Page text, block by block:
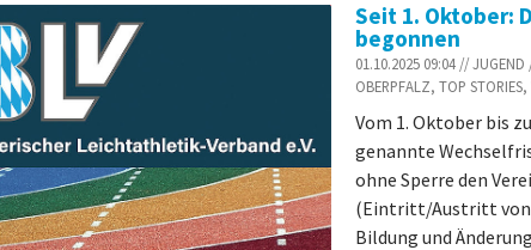
Seit 1. Oktober:
begonnen
01.10.2025 09:04 // JUGEND
OBERPFALZ, TOP
Vom 1. Oktober bis
genannte
ohne Sperre den
(Eintritt/Austritt von
Bildung und